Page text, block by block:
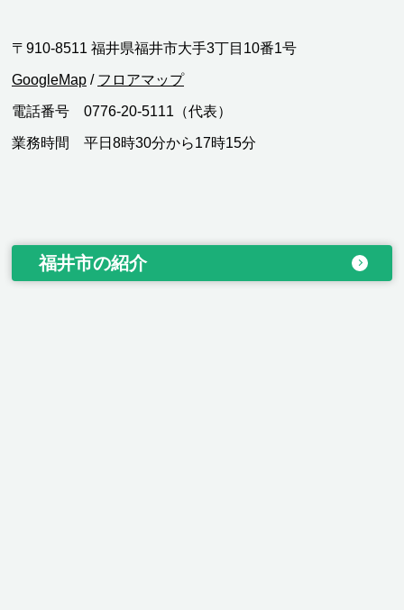
〒910-8511 福井県福井市大手3丁目10番1号
GoogleMap / フロアマップ
電話番号 0776-20-5111（代表）
業務時間 平日8時30分から17時15分
福井市の紹介